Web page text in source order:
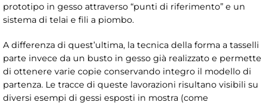
prototipo in gesso attraverso “punti di riferimento” e un
sistema di telai e fili a piombo.
A differenza di quest’ultima, la tecnica della forma a tasselli
parte invece da un busto in gesso già realizzato e permette
di ottenere varie copie conservando integro il modello di
partenza. Le tracce di queste lavorazioni risultano visibili su
diversi esempi di gessi esposti in mostra (come